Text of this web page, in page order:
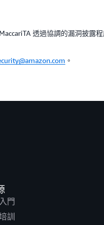
透過協調的漏洞披露
。
入門
訓